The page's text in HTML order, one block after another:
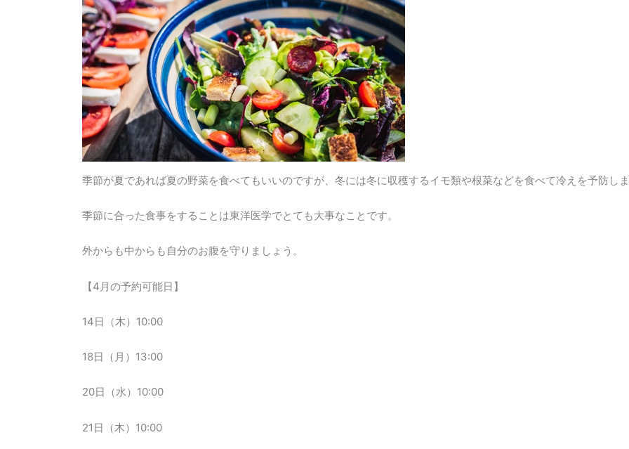
季節が夏であれば夏の野菜を食べてもいいのですが、冬には冬に収穫するイモ類や根菜などを食べて冷えを予防しま
季節に合った食事をすることは東洋医学でとても大事なことです。
外からも中からも自分のお腹を守りましょう。
【4月の予約可能日】
14日（木）10:00
18日（月）13:00
20日（水）10:00
21日（木）10:00